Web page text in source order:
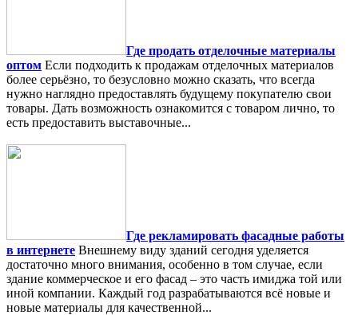
Где продать отделочные материалы
оптом Если подходить к продажам отделочных материалов
более серьёзно, то безусловно можно сказать, что всегда
нужно наглядно предоставлять будущему покупателю свои
товары. Дать возможность ознакомится с товаром лично, то
есть предоставить выставочные...
Где рекламировать фасадные работы
в интернете Внешнему виду зданий сегодня уделяется
достаточно много внимания, особенно в том случае, если
здание коммерческое и его фасад – это часть имиджа той или
иной компании. Каждый год разрабатываются всё новые и
новые материалы для качественной...